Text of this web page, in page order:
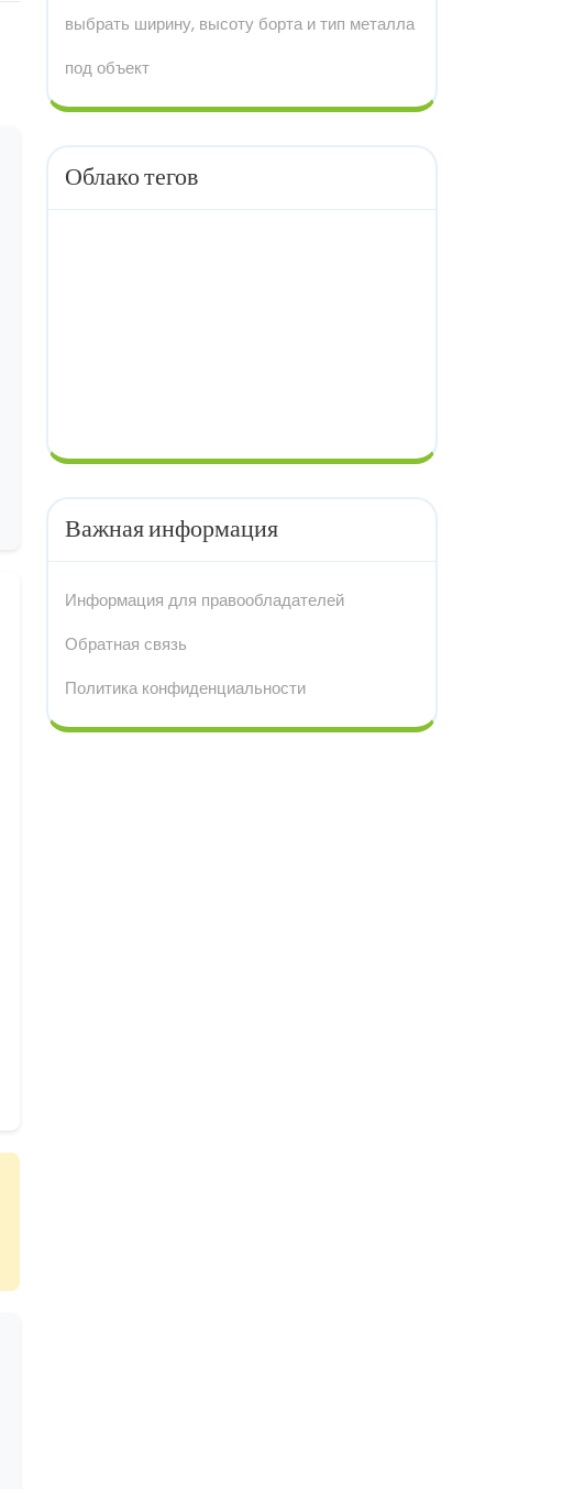
выбрать ширину, высоту борта и тип металла
под объект
Облако тегов
Важная информация
Информация для правообладателей
Обратная связь
Политика конфиденциальности